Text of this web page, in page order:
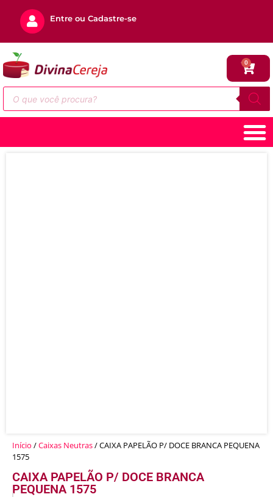
Entre ou Cadastre-se
0
Início /Caixas Neutras/ CAIXA PAPELÃO P/ DOCE BRANCA PEQUENA
1575
CAIXA PAPELÃO P/ DOCE BRANCA
PEQUENA 1575